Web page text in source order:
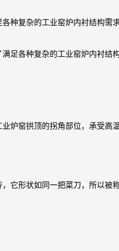
种复杂的工业窑炉内衬结构
各种复杂的工业窑炉内衬结构
窑拱顶的拐角部位，承受高
形状如同一把菜刀，所以被